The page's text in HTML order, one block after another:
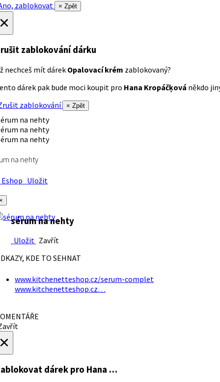
zablokovat
× Zpět
zablokování dárku
nechceš mít dárek Opalovací krém zablokovaný?
dárek pak bude moci koupit pro Hana Kropáčķová někdo
zablokování
× Zpět
na nehty
Uložit
sérum na nehty
Uložit Zavřít
KDE TO SEHNAT
www.kitchenetteshop.cz/serum-complet
www.kitchenetteshop.cz…
dárek pro Hana …